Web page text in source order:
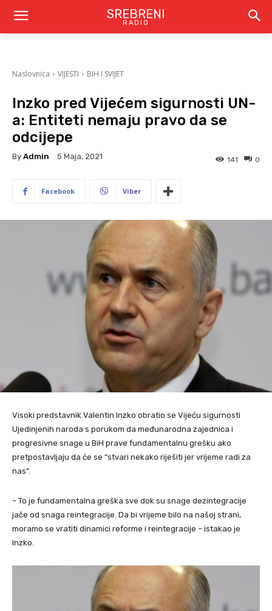
SREBRENI
RADIO
Naslovnica VIJESTI BIH I SVIJET
Inzko pred Vijećem sigurnosti UN-
a: Entiteti nemaju pravo da se
odcijepe
By Admin 5 Maja, 2021 0
141
Facebook Viber
Visoki predstavnik Valentin Inzko obratio se Vijeću sigurnosti
Ujedinjenih naroda s porukom da međunarodna zajednica i
progresivne snage u BiH prave fundamentalnu grešku ako
pretpostavljaju da će se “stvari nekako riješiti jer vrijeme radi za
nas”.
– To je fundamentalna greška sve dok su snage dezintegracije
jače od snaga reintegracije. Da bi vrijeme bilo na našoj strani,
moramo se vratiti dinamici reforme i reintegracije – istakao je
Inzko.